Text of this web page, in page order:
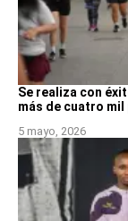
Se realiza con
más de cuatro
5 mayo, 2026